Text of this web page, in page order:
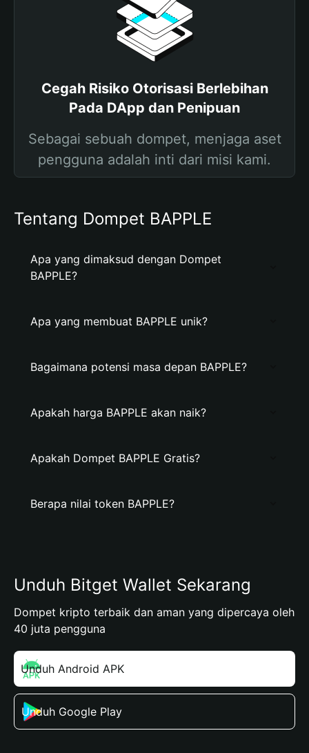
Cegah Risiko Otorisasi Berlebihan
Pada DApp dan Penipuan
Sebagai sebuah dompet, menjaga aset
pengguna adalah inti dari misi kami.
Tentang Dompet BAPPLE
Apa yang dimaksud dengan Dompet
BAPPLE?
Apa yang membuat BAPPLE unik?
Bagaimana potensi masa depan BAPPLE?
Apakah harga BAPPLE akan naik?
Apakah Dompet BAPPLE Gratis?
Berapa nilai token BAPPLE?
Unduh Bitget Wallet Sekarang
Dompet kripto terbaik dan aman yang dipercaya oleh
40 juta pengguna
Unduh Android APK
Unduh Google Play